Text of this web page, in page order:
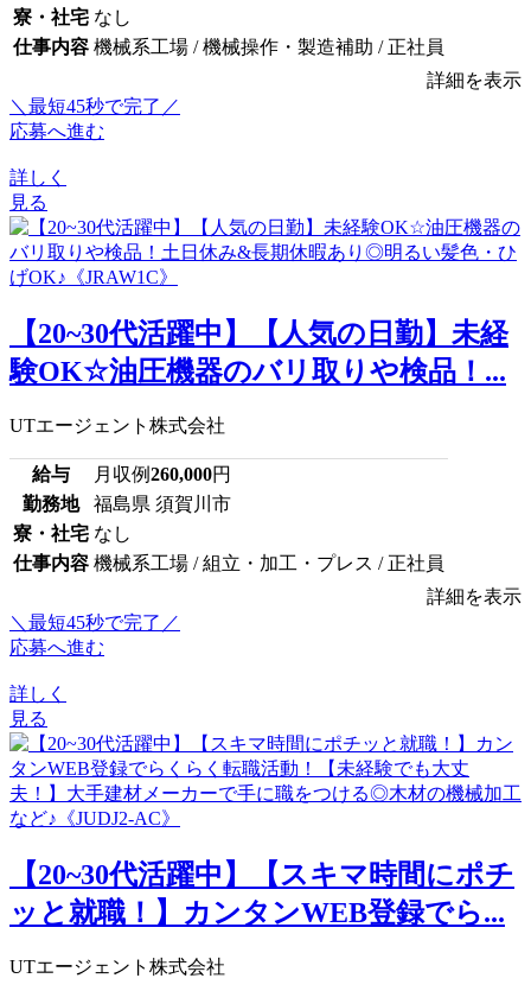
寮・社宅 なし
仕事内容 機械系工場 / 機械操作・製造補助 / 正社員
詳細を表示
＼最短45秒で完了／
応募へ進む
詳しく
見る
【20~30代活躍中】【人気の日勤】未経
験OK☆油圧機器のバリ取りや検品！...
UTエージェント株式会社
給与 月収例260,000円
勤務地
福島県 須賀川市
寮・社宅 なし
仕事内容 機械系工場 / 組立・加工・プレス / 正社員
詳細を表示
＼最短45秒で完了／
応募へ進む
詳しく
見る
【20~30代活躍中】【スキマ時間にポチ
ッと就職！】カンタンWEB登録でら...
UTエージェント株式会社